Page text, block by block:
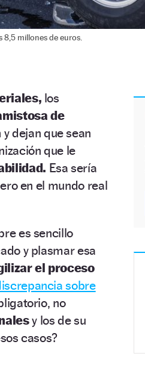
millones de euros.
los
de
dejan que sean
que le
Esa sería
en el mundo real
es sencillo
y plasmar esa
el proceso
sobre
no
y los de su
casos?